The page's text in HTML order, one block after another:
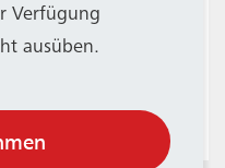
Augustin-Menden –
kann und bittet
Verfügung
ausüben.